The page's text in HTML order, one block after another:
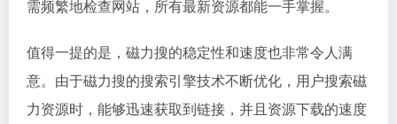
需频繁地检查网站，所有最新资源都能一手掌握。
值得一提的是，磁力搜的稳定性和速度也非常令人满
意。由于磁力搜的搜索引擎技术不断优化，用户搜索磁
力资源时，能够迅速获取到链接，并且资源下载的速度